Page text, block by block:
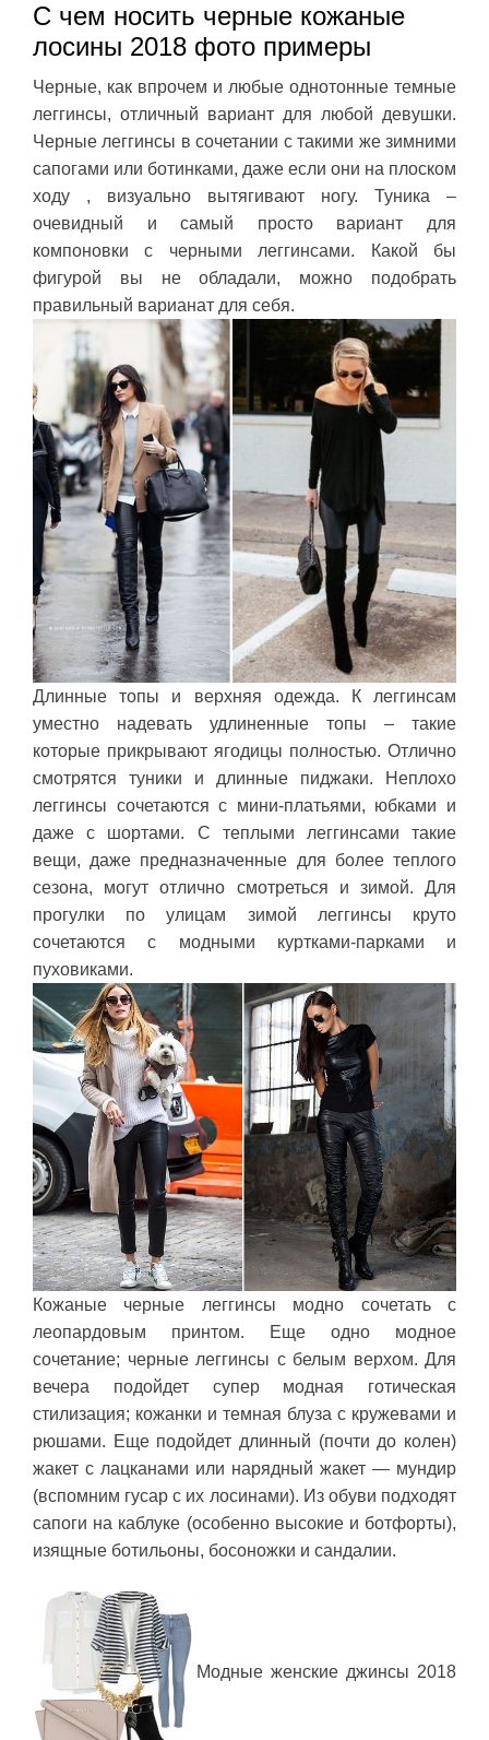
С чем носить черные кожаные
лосины 2018 фото примеры
Черные, как впрочем и любые однотонные темные
леггинсы, отличный вариант для любой девушки.
Черные леггинсы в сочетании с такими же зимними
сапогами или ботинками, даже если они на плоском
ходу , визуально вытягивают ногу. Туника –
очевидный и самый просто вариант для
компоновки с черными леггинсами. Какой бы
фигурой вы не обладали, можно подобрать
правильный варианат для себя.
Длинные топы и верхняя одежда. К леггинсам
уместно надевать удлиненные топы – такие
которые прикрывают ягодицы полностью. Отлично
смотрятся туники и длинные пиджаки. Неплохо
леггинсы сочетаются с мини-платьями, юбками и
даже с шортами. С теплыми леггинсами такие
вещи, даже предназначенные для более теплого
сезона, могут отлично смотреться и зимой. Для
прогулки по улицам зимой леггинсы круто
сочетаются с модными куртками-парками и
пуховиками.
Кожаные черные леггинсы модно сочетать с
леопардовым принтом. Еще одно модное
сочетание; черные леггинсы с белым верхом. Для
вечера подойдет супер модная готическая
стилизация; кожанки и темная блуза с кружевами и
рюшами. Еще подойдет длинный (почти до колен)
жакет с лацканами или нарядный жакет — мундир
(вспомним гусар с их лосинами). Из обуви подходят
сапоги на каблуке (особенно высокие и ботфорты),
изящные ботильоны, босоножки и сандалии.
Модные женские джинсы 2018